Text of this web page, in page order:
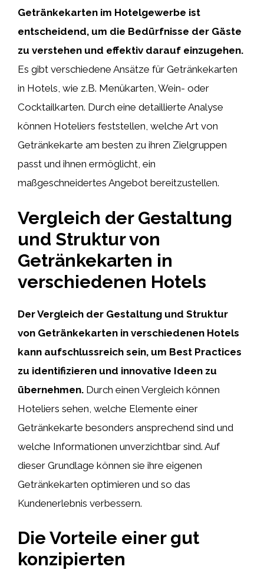
Getränkekarten im Hotelgewerbe ist
entscheidend, um die Bedürfnisse der Gäste
zu verstehen und effektiv darauf einzugehen.
Es gibt verschiedene Ansätze für Getränkekarten
in Hotels, wie z.B. Menükarten, Wein- oder
Cocktailkarten. Durch eine detaillierte Analyse
können Hoteliers feststellen, welche Art von
Getränkekarte am besten zu ihren Zielgruppen
passt und ihnen ermöglicht, ein
maßgeschneidertes Angebot bereitzustellen.
Vergleich der Gestaltung
und Struktur von
Getränkekarten in
verschiedenen Hotels
Der Vergleich der Gestaltung und Struktur
von Getränkekarten in verschiedenen Hotels
kann aufschlussreich sein, um Best Practices
zu identifizieren und innovative Ideen zu
übernehmen. Durch einen Vergleich können
Hoteliers sehen, welche Elemente einer
Getränkekarte besonders ansprechend sind und
welche Informationen unverzichtbar sind. Auf
dieser Grundlage können sie ihre eigenen
Getränkekarten optimieren und so das
Kundenerlebnis verbessern.
Die Vorteile einer gut
konzipierten